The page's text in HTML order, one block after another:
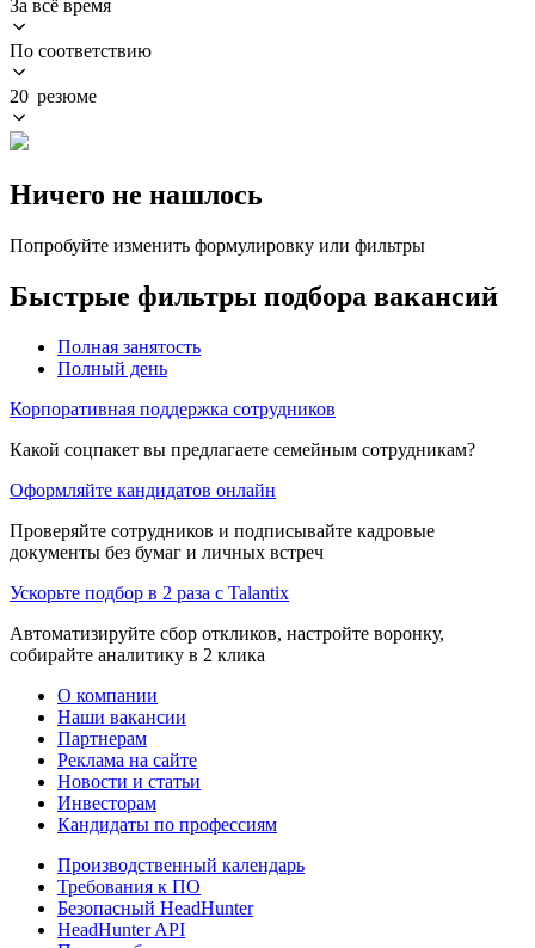
За всё время
По соответствию
20 резюме
Ничего не нашлось
Попробуйте изменить формулировку или фильтры
Быстрые фильтры подбора вакансий
Полная занятость
Полный день
Корпоративная поддержка сотрудников
Какой соцпакет вы предлагаете семейным сотрудникам?
Оформляйте кандидатов онлайн
Проверяйте сотрудников и подписывайте кадровые
документы без бумаг и личных встреч
Ускорьте подбор в 2 раза с Talantix
Автоматизируйте сбор откликов, настройте воронку,
собирайте аналитику в 2 клика
О компании
Наши вакансии
Партнерам
Реклама на сайте
Новости и статьи
Инвесторам
Кандидаты по профессиям
Производственный календарь
Требования к ПО
Безопасный HeadHunter
HeadHunter API